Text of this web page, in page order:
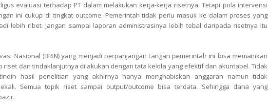
evaluasi terhadap PT dalam melakukan kerja-kerja risetnya. Tetapi pola intervensi
ini cukup di tingkat outcome. Pemerintah tidak perlu masuk ke dalam proses yang
lebih ribet. Jangan sampai laporan administrasinya lebih tebal daripada risetnya itu
Nasional (BRIN) yang menjadi perpanjangan tangan pemerintah ini bisa memainkan
riset dan tindaklanjutnya dilakukan dengan tata kelola yang efektif dan akuntabel. Tidak
hasil penelitian yang akhirnya hanya menghabiskan anggaran namun tidak
Semua topik riset sampai output/outcome bisa terdata. Sehingga dana yang